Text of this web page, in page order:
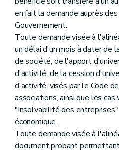
en fait la demande auprès
Gouvernement.
Toute demande visée à
un délai d'un mois à dater de
de société, de l'apport
d'activité, de la cession
d'activité, visés par le Code
associations, ainsi que les
"Insolvabilité des
économique.
Toute demande visée à
document probant